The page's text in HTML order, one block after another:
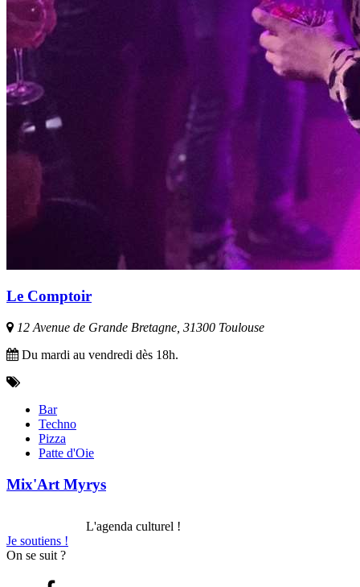
Le Comptoir
12 Avenue de Grande Bretagne, 31300 Toulouse
Du mardi au vendredi dès 18h.
Bar
Techno
Pizza
Patte d'Oie
Mix'Art Myrys
L'agenda culturel !
Je soutiens !
On se suit ?